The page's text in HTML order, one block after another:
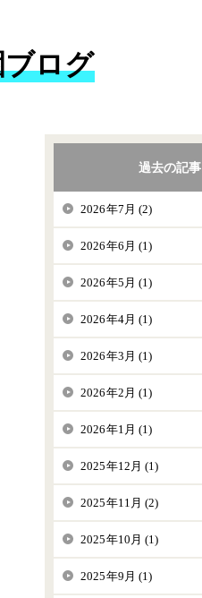
ログ
過去の記事
2026年7月 (2)
2026年6月 (1)
2026年5月 (1)
2026年4月 (1)
2026年3月 (1)
2026年2月 (1)
2026年1月 (1)
2025年12月 (1)
2025年11月 (2)
2025年10月 (1)
2025年9月 (1)